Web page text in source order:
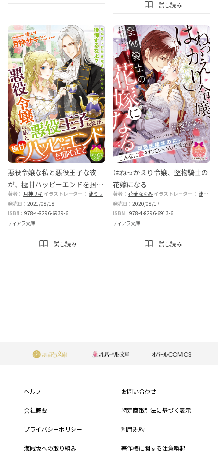
試し読み
悪役令嬢な私と悪役王子な彼
が、極甘ハッピーエンドを掴む
まで
著者： 月神サキ イラストレーター： 漣ミサ
発売日： 2021/08/18
ISBN： 978-4-8296-6939-6
ティアラ文庫
試し読み
はねっかえり令嬢、堅物騎士の
花嫁になる
著者： 花菱ななみ イラストレーター： 漣ミサ
発売日： 2020/08/17
ISBN： 978-4-8296-6913-6
ティアラ文庫
試し読み
ヘルプ お問い合わせ
会社概要 特定商取引法に基づく表示
プライバシーポリシー 利用規約
海賊版への取り組み 著作権に関する注意喚起